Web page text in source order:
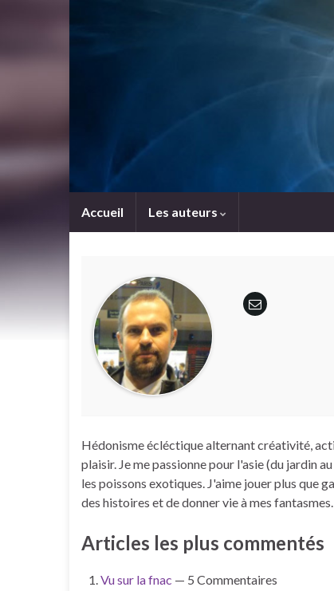
Accueil Les auteurs
Hédonisme écléctique alternant créativité,
plaisir. Je me passionne pour l'asie (du jardin
les poissons exotiques. J'aime jouer plus que
des histoires et de donner vie à mes
Articles les plus commentés
Vu sur la fnac — 5 Commentaires